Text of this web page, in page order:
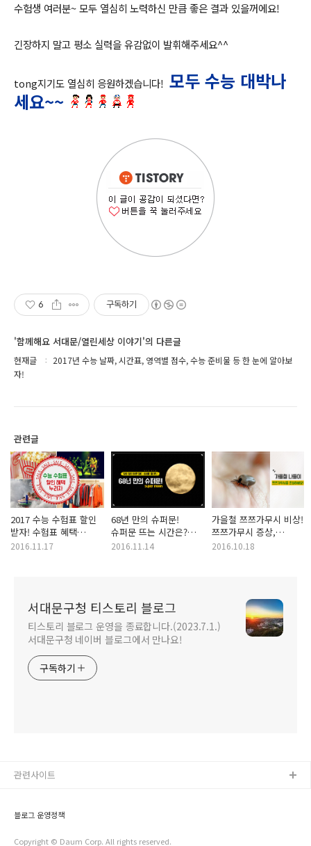
수험생 여러분~ 모두 열심히 노력하신 만큼 좋은 결과 있을꺼에요!
긴장하지 말고 평소 실력을 유감없이 발휘해주세요^^
tong지기도 열심히 응원하겠습니다! 모두 수능 대박나
세요~~
6 구독하기
'함께해요 서대문/열린세상 이야기'의 다른글
현재글
2017년 수능 날짜, 시간표, 영역별 점수, 수능 준비물 등 한 눈에 알아보
자!
관련글
2017 수능 수험표 할인
받자! 수험표 혜택
챙기세요!
2016.11.17
68년 만의 슈퍼문!
슈퍼문 뜨는 시간은?
슈퍼문 보기 좋은
2016.11.14
가을철 쯔쯔가무시 비상!
쯔쯔가무시 증상,
잠복기, 예방법 알아봐요
2016.10.18
서대문구청 티스토리 블로그
티스토리 블로그 운영을 종료합니다.(2023.7.1.)
서대문구청 네이버 블로그에서 만나요!
구독하기
블로그 운영정책
Copyright © Daum Corp. All rights reserved.
관련사이트